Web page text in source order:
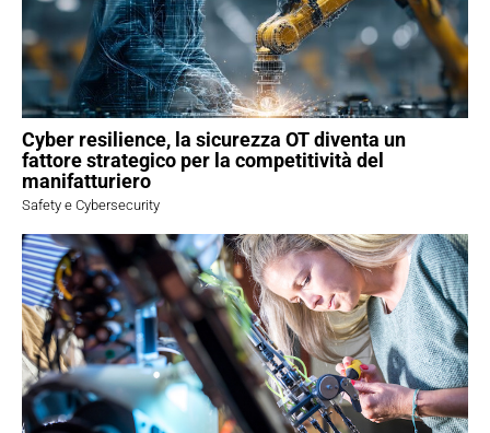
Cyber resilience, la sicurezza OT diventa un
fattore strategico per la competitività del
manifatturiero
Safety e Cybersecurity